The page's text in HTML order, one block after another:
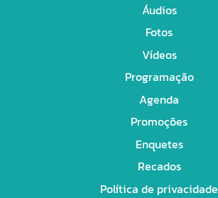
Áudios
Fotos
Vídeos
Programação
Agenda
Promoções
Enquetes
Recados
Política de privacidade